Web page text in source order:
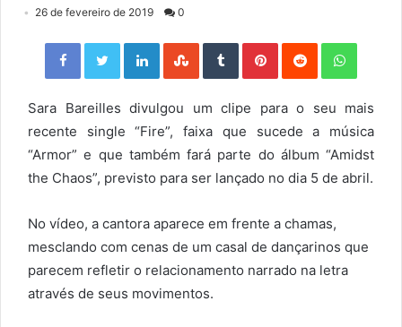
26 de fevereiro de 2019 0
Facebook Twitter LinkedIn StumbleUpon Tumblr Pinterest Reddit
Sara Bareilles divulgou um clipe para o seu mais
recente single “Fire”, faixa que sucede a música
“Armor” e que também fará parte do álbum “Amidst
the Chaos”, previsto para ser lançado no dia 5 de abril.
No vídeo, a cantora aparece em frente a chamas,
mesclando com cenas de um casal de dançarinos que
parecem refletir o relacionamento narrado na letra
através de seus movimentos.